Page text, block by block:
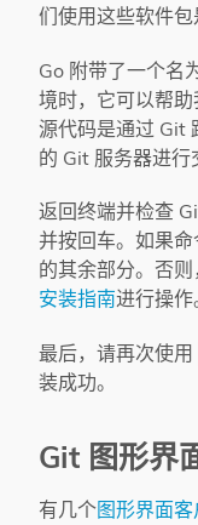
们使用这些软件包
Go 附带了一个名
境时，它可以帮
源代码是通过 Git
的 Git 服务器进行
返回终端并检查
并按回车。如果
的其余部分。否则
安装指南进行操作
最后，请再次使用
装成功。
Git 图形界
有几个图形界面